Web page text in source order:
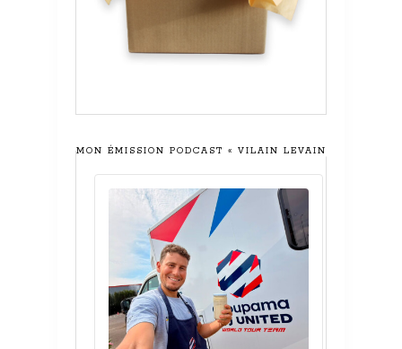
MON ÉMISSION PODCAST « VILAIN LEVAIN »